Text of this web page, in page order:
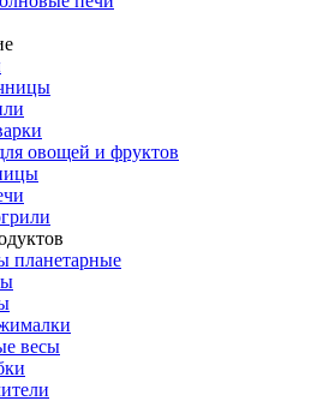
овощей и фруктов
планетарные
весы